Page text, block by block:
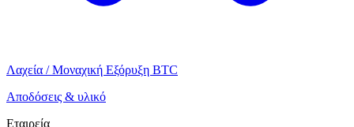
Λαχεία / Μοναχική Εξόρυξη BTC
Αποδόσεις & υλικό
Εταιρεία